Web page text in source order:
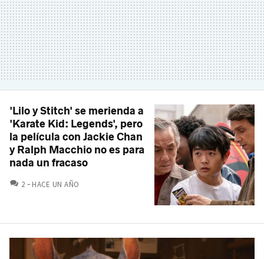
'Lilo y Stitch' se merienda a
'Karate Kid: Legends', pero
la película con Jackie Chan
y Ralph Macchio no es para
nada un fracaso
2 COMENTARIOS
HACE UN AÑO